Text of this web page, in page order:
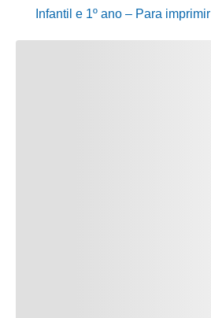
Infantil e 1º ano – Para imprimir